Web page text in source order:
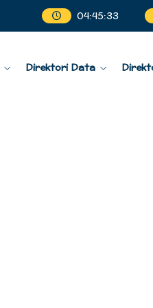
04:45:35
Direktori Data